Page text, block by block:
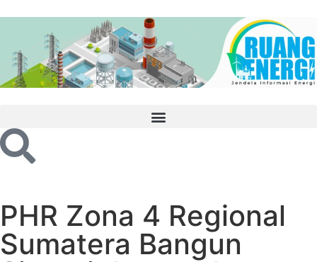
PHR Zona 4 Regional
Sumatera Bangun